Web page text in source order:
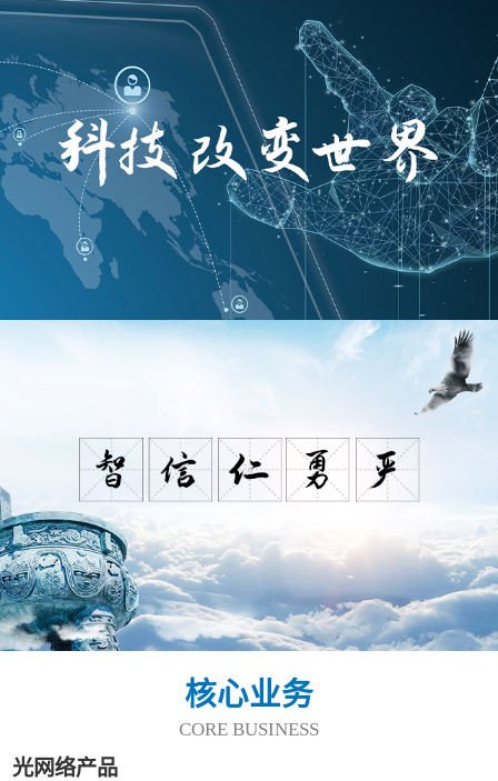
核心业务
CORE BUSINESS
光网络产品